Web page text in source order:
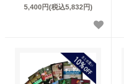
こだわりで選ぶ
シーン/気分で選ぶ
飲み方で選ぶ
5,400円(税込5,832円)